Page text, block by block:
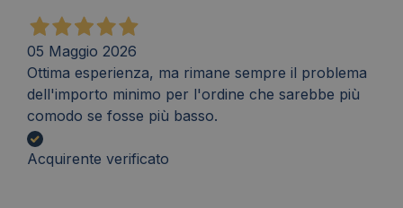
05 Maggio 2026
Ottima esperienza, ma rimane sempre il problema
dell'importo minimo per l'ordine che sarebbe più
comodo se fosse più basso.
Acquirente verificato